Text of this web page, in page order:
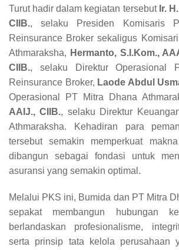
Turut hadir dalam kegiatan tersebut Ir.
CIIB., selaku Presiden Komisaris
Reinsurance Broker sekaligus
Athmaraksha, Hermanto, S.I.Kom.,
CIIB., selaku Direktur Operasional
Reinsurance Broker, Laode Abdul
Operasional PT Mitra Dhana
AAIJ., CIIB., selaku Direktur
Athmaraksha. Kehadiran para
tersebut semakin memperkuat
dibangun sebagai fondasi untuk
asuransi yang semakin optimal.
Melalui PKS ini, Bumida dan PT Mitra
sepakat membangun hubungan
berlandaskan profesionalisme,
serta prinsip tata kelola perusahaan